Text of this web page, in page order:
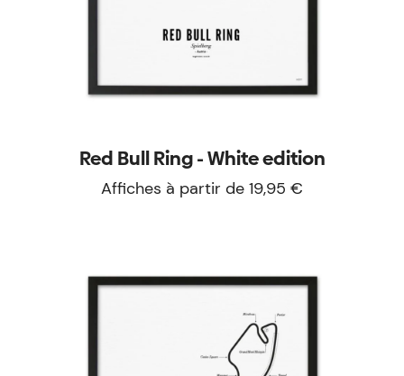
Red Bull Ring - White edition
Affiches à partir de 19,95 €